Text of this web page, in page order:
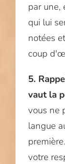
par une,
qui lui
notées
coup
5.
vaut la
vous ne
langue
votre